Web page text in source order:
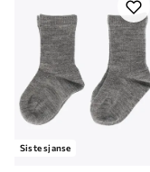
Siste sjanse